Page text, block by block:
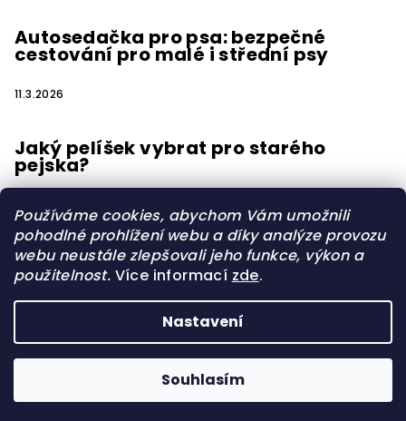
Používáme cookies, abychom Vám umožnili
pohodlné prohlížení webu a díky analýze provozu
webu neustále zlepšovali jeho funkce, výkon a
použitelnost. Více informací zde.
Nastavení
Souhlasím
Autosedačka pro psa: bezpečné
cestování pro malé i střední psy
11.3.2026
Jaký pelíšek vybrat pro starého
pejska?
Vytvořilo s
Vytvořil Shoptet